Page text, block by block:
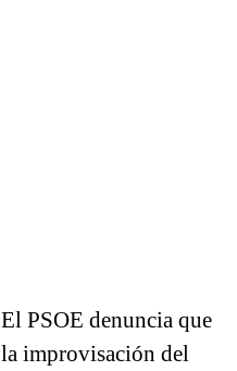
El PSOE denuncia que
la improvisación del